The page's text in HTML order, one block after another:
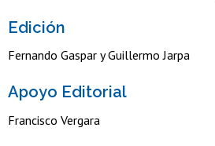
Edición
Fernando Gaspar y Guillermo Jarpa
Apoyo Editorial
Francisco Vergara